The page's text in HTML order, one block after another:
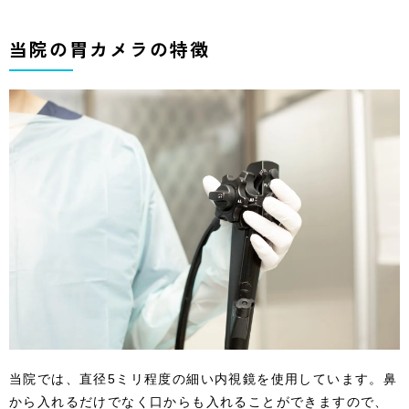
当院の胃カメラの特徴
当院では、直径5ミリ程度の細い内視鏡を使用しています。鼻
から入れるだけでなく口からも入れることができますので、